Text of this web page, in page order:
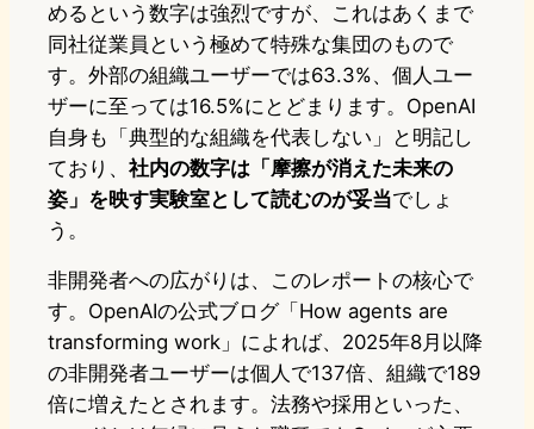
めるという数字は強烈ですが、これはあくまで
同社従業員という極めて特殊な集団のもので
す。外部の組織ユーザーでは63.3%、個人ユー
ザーに至っては16.5%にとどまります。OpenAI
自身も「典型的な組織を代表しない」と明記し
ており、 社内の数字は「摩擦が消えた未来の
姿」を映す実験室として読むのが妥当でしょ
う。
非開発者への広がりは、このレポートの核心で
す。OpenAIの公式ブログ「How agents are
transforming work」によれば、2025年8月以降
の非開発者ユーザーは個人で137倍、組織で189
倍に増えたとされます。法務や採用といった、